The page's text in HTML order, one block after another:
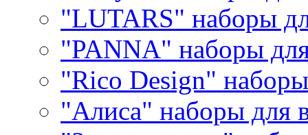
"LUTARS" наборы
"PANNA" наборы
"Rico Design"
"Алиса" наборы для